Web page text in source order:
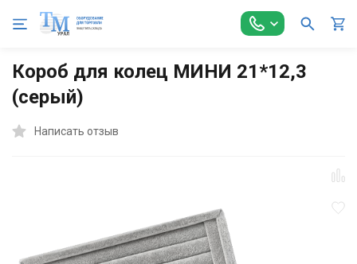
Главная Торговое оборудование Аксессуары для торговли
Короб для колец МИНИ 21*12,3
(серый)
Написать отзыв